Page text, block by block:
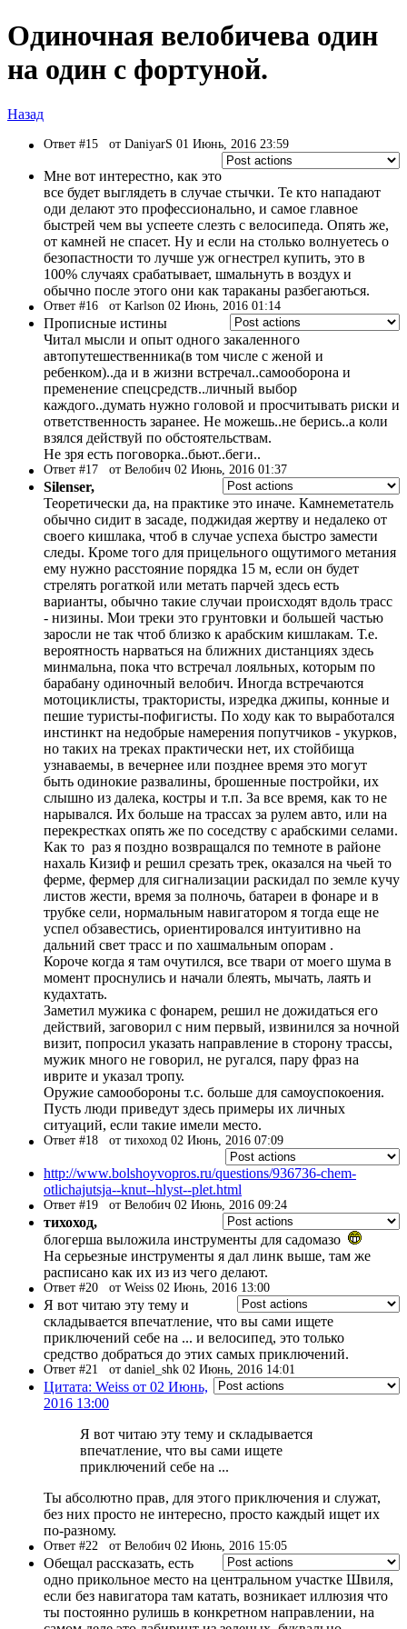
Одиночная велобичева один
на один с фортуной.
Назад
Ответ #15 от DaniyarS 01 Июнь, 2016 23:59
Мне вот интерестно, как это
все будет выглядеть в случае стычки. Те кто нападают
оди делают это профессионально, и самое главное
быстрей чем вы успеете слезть с велосипеда. Опять же,
от камней не спасет. Ну и если на столько волнуетесь о
безопастности то лучше уж огнестрел купить, это в
100% случаях срабатывает, шмальнуть в воздух и
обычно после этого они как тараканы разбегаються.
Ответ #16 от Karlson 02 Июнь, 2016 01:14
Прописные истины
Читал мысли и опыт одного закаленного
автопутешественника(в том числе с женой и
ребенком)..да и в жизни встречал..самооборона и
пременение спецсредств..личный выбор
каждого..думать нужно головой и просчитывать риски и
ответственность заранее. Не можешь..не берись..а коли
взялся действуй по обстоятельствам.
Не зря есть поговорка..бьют..беги..
Ответ #17 от Велобич 02 Июнь, 2016 01:37
Silenser,
Теоретически да, на практике это иначе. Камнеметатель
обычно сидит в засаде, поджидая жертву и недалеко от
своего кишлака, чтоб в случае успеха быстро замести
следы. Кроме того для прицельного ощутимого метания
ему нужно расстояние порядка 15 м, если он будет
стрелять рогаткой или метать парчей здесь есть
варианты, обычно такие случаи происходят вдоль трасс
- низины. Мои треки это грунтовки и большей частью
заросли не так чтоб близко к арабским кишлакам. Т.е.
вероятность нарваться на ближних дистанциях здесь
минмальна, пока что встречал лояльных, которым по
барабану одиночный велобич. Иногда встречаются
мотоциклисты, трактористы, изредка джипы, конные и
пешие туристы-пофигисты. По ходу как то выработался
инстинкт на недобрые намерения попутчиков - укурков,
но таких на треках практически нет, их стойбища
узнаваемы, в вечернее или позднее время это могут
быть одинокие развалины, брошенные постройки, их
слышно из далека, костры и т.п. За все время, как то не
нарывался. Их больше на трассах за рулем авто, или на
перекрестках опять же по соседству с арабскими селами.
Как то раз я поздно возвращался по темноте в районе
нахаль Кизиф и решил срезать трек, оказался на чьей то
ферме, фермер для сигнализации раскидал по земле кучу
листов жести, время за полночь, батареи в фонаре и в
трубке сели, нормальным навигатором я тогда еще не
успел обзавестись, ориентировался интуитивно на
дальний свет трасс и по хашмальным опорам .
Короче когда я там очутился, все твари от моего шума в
момент проснулись и начали блеять, мычать, лаять и
кудахтать.
Заметил мужика с фонарем, решил не дожидаться его
действий, заговорил с ним первый, извинился за ночной
визит, попросил указать направление в сторону трассы,
мужик много не говорил, не ругался, пару фраз на
иврите и указал тропу.
Оружие самообороны т.с. больше для самоуспокоения.
Пусть люди приведут здесь примеры их личных
ситуаций, если такие имели место.
Ответ #18 от тихоход 02 Июнь, 2016 07:09
http://www.bolshoyvopros.ru/questions/936736-chem-
otlichajutsja--knut--hlyst--plet.html
Ответ #19 от Велобич 02 Июнь, 2016 09:24
тихоход,
блогерша выложила инструменты для садомазо
На серьезные инструменты я дал линк выше, там же
расписано как их из из чего делают.
Ответ #20 от Weiss 02 Июнь, 2016 13:00
Я вот читаю эту тему и
складывается впечатление, что вы сами ищете
приключений себе на ... и велосипед, это только
средство добраться до этих самых приключений.
Ответ #21 от daniel_shk 02 Июнь, 2016 14:01
Цитата: Weiss от 02 Июнь,
2016 13:00
Я вот читаю эту тему и складывается
впечатление, что вы сами ищете
приключений себе на ...
Ты абсолютно прав, для этого приключения и служат,
без них просто не интересно, просто каждый ищет их
по-разному.
Ответ #22 от Велобич 02 Июнь, 2016 15:05
Обещал рассказать, есть
одно прикольное место на центральном участке Швиля,
если без навигатора там катать, возникает иллюзия что
ты постоянно рулишь в конкретном направлении, на